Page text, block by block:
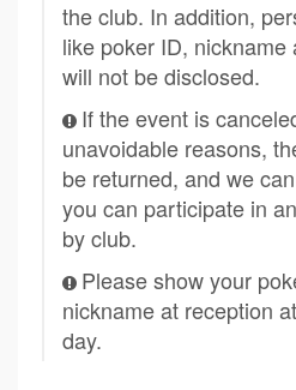
the club. In addition,
like poker ID,
will not be disclosed.
If the event is
unavoidable reasons,
be returned, and we
you can participate in
by club.
Please show your
nickname at reception
day.